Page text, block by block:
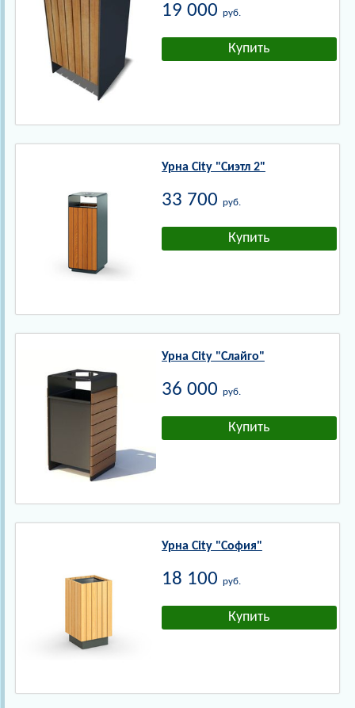
19 000 руб.
Урна City "Сиэтл 2"
33 700 руб.
Урна City "Слайго"
36 000 руб.
Урна City "София"
18 100 руб.